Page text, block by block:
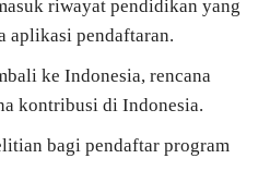
riwayat pendidikan yang
aplikasi pendaftaran.
ke Indonesia, rencana
kontribusi di Indonesia.
bagi pendaftar program